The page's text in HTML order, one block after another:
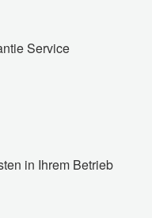
Service
in Ihrem Betrieb